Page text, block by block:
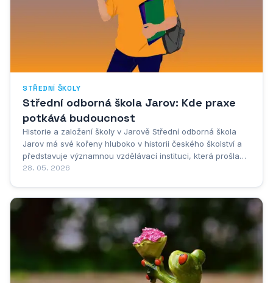
STŘEDNÍ ŠKOLY
Střední odborná škola Jarov: Kde praxe
potkává budoucnost
Historie a založení školy v Jarově Střední odborná škola
Jarov má své kořeny hluboko v historii českého školství a
představuje významnou vzdělávací instituci, která prošla
dlouhým vývojem od svého založení až po současnou
28. 05. 2026